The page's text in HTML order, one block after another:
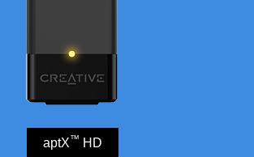
aptX™ HD